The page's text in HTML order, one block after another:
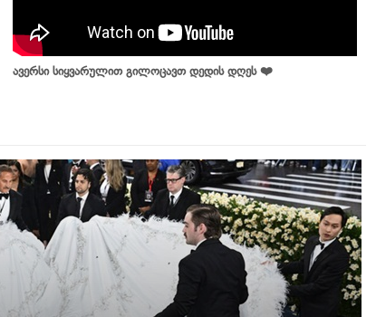
ავერსი სიყვარულით გილოცავთ დედის დღეს ❤️